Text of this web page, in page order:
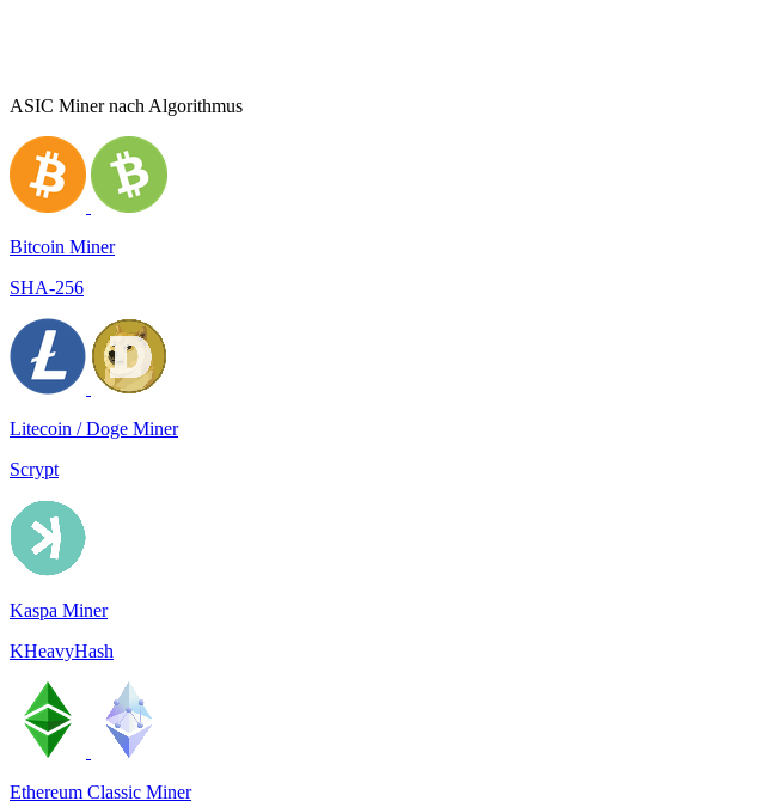
ASIC Miner nach Algorithmus
Bitcoin Miner
SHA-256
Litecoin / Doge Miner
Scrypt
Kaspa Miner
KHeavyHash
Ethereum Classic Miner